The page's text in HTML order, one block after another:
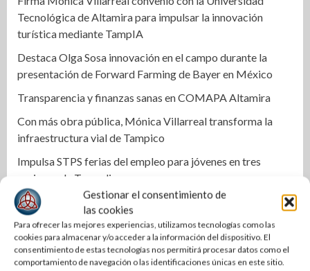
Gestionar el consentimiento de
las cookies
Para ofrecer las mejores experiencias, utilizamos tecnologías como las
cookies para almacenar y/o acceder a la información del dispositivo. El
consentimiento de estas tecnologías nos permitirá procesar datos como el
comportamiento de navegación o las identificaciones únicas en este sitio.
Tecnológica de Altamira para impulsar la innovación
turística mediante TampIA
Destaca Olga Sosa innovación en el campo durante la
presentación de Forward Farming de Bayer en México
Transparencia y finanzas sanas en COMAPA Altamira
Con más obra pública, Mónica Villarreal transforma la
infraestructura vial de Tampico
Impulsa STPS ferias del empleo para jóvenes en tres
regiones de Tamaulipas
Impulsa Tamaulipas exportación de productos locales con
programa “De Tamaulipas para Texas, exportar también
es para ti”
Instala Sector Salud Comité Estatal de Calidad en Salud